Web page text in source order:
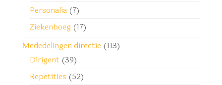
Personalia (7)
Ziekenboeg (17)
Mededelingen directie (113)
Dirigent (39)
Repetities (52)